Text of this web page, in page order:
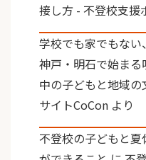
接し方 - 不登校支援
学校でも家でもない
神戸・明石で始ま
中の子どもと地域
サイトCoCon より
不登校の子どもと